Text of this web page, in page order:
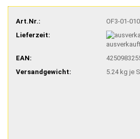
Art.Nr.:
OF3-01-
Lieferzeit:
EAN:
Versandgewicht:
5.24kg je